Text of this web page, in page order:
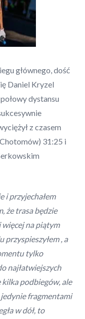
głównego, dość
Daniel Kryzel
dystansu
z czasem
31:25 i
i przyjechałem
że trasa będzie
więcej na piątym
, a
tylko
najłatwiejszych
kilka podbiegów, ale
jedynie fragmentami
w dół, to